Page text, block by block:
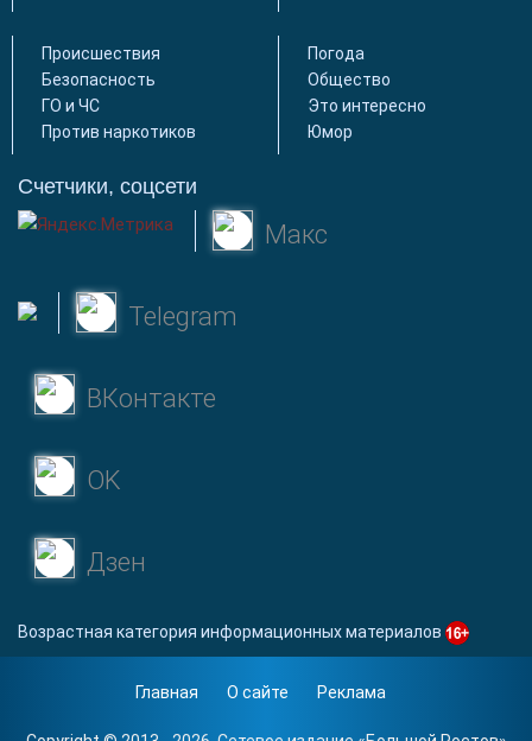
Происшествия
Безопасность
ГО и ЧС
Против наркотиков
Погода
Общество
Это интересно
Юмор
Счетчики, соцсети
Макс
Telegram
ВКонтакте
OK
Дзен
Возрастная категория информационных материалов
Главная О сайте Реклама